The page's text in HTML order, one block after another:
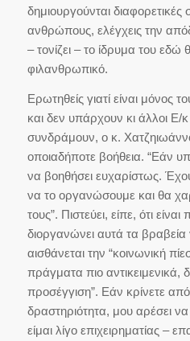
δημιουργούνται διαφορετικές
ανθρώπους, ελέγχεις την
– τονίζει – το ίδρυμα του εδώ
φιλανθρωπικό.
Ερωτηθείς γιατί είναι μόνος
και δεν υπάρχουν κι άλλοι Ε/
συνδράμουν, ο κ.
οποιαδήποτε βοήθεια. “Εάν
να βοηθήσει ευχαρίστως.
να το οργανώσουμε και θα
τους”. Πιστεύει, είπε, ότι
διοργανώνει αυτά τα βραβεία
αισθάνεται την “κοινωνική
πράγματα πιο αντικειμενικά,
προσέγγιση”. Εάν κρίνετε
δραστηριότητα, μου αρέσει
είμαι λίγο επιχειρηματίας –